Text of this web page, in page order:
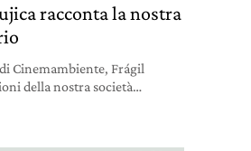
racconta la nostra
Cinemambiente, Frágil
della nostra società